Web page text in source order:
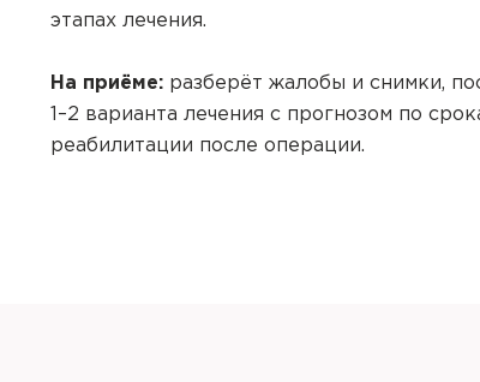
этапах лечения.
На приёме: разберёт жалобы и снимки,
1–2 варианта лечения с прогнозом по
реабилитации после операции.